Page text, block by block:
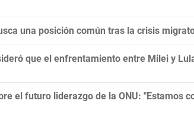
una posición común tras la crisis
que el enfrentamiento entre Milei y
el futuro liderazgo de la ONU: "Estamos